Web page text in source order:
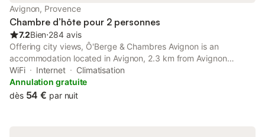
Avignon, Provence
Chambre d’hôte pour 2 personnes
7.2Bien⋅284 avis
Offering city views, Ô'Berge & Chambres Avignon is an
accommodation located in Avignon, 2.3 km from Avignon
Central Station and 3.6 km from Papal Palace. This bed and
breakfast provides free private parking, a shared kitchen and
free WiFi.
WiFi Internet
Climatisation
Annulation gratuite
dès 54 € par nuit